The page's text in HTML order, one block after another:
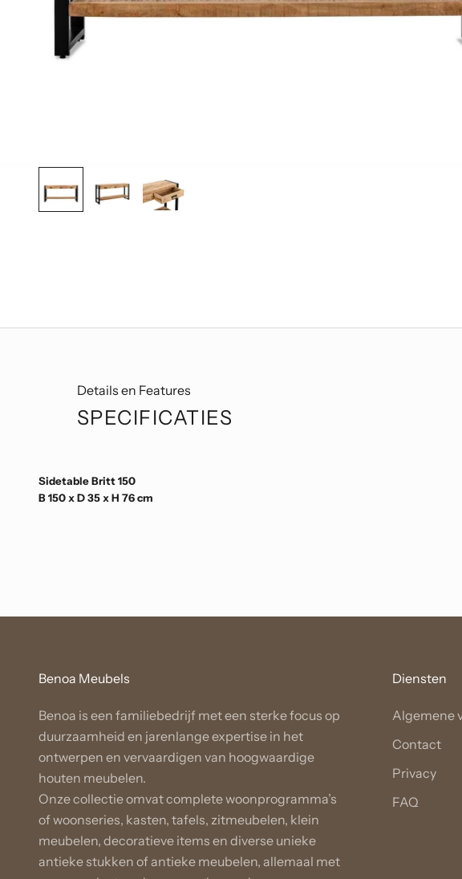
Details en Features
SPECIFICATIES
Sidetable Britt 150
B 150 x D 35 x H 76 cm
Benoa Meubels
Benoa is een familiebedrijf met een sterke focus op
duurzaamheid en jarenlange expertise in het
ontwerpen en vervaardigen van hoogwaardige
houten meubelen.
Onze collectie omvat complete woonprogramma’s
of woonseries, kasten, tafels, zitmeubelen, klein
meubelen, decoratieve items en diverse unieke
antieke stukken of antieke meubelen, allemaal met
Diensten
Algemene
Contact
Privacy
FAQ